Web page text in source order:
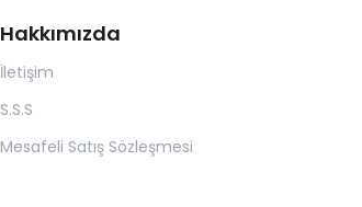
Hakkımızda
İletişim
S.S.S
Mesafeli Satış Sözleşmesi